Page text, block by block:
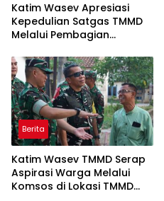
Katim Wasev Apresiasi
Kepedulian Satgas TMMD
Melalui Pembagian
Berita
Katim Wasev TMMD Serap
Aspirasi Warga Melalui
Komsos di Lokasi TMMD